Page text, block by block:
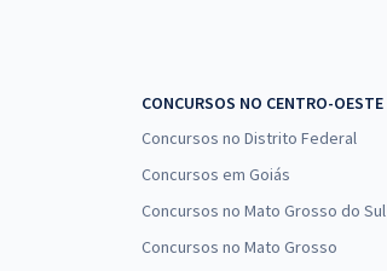
CONCURSOS NO CENTRO-OESTE
Concursos no Distrito Federal
Concursos em Goiás
Concursos no Mato Grosso do Sul
Concursos no Mato Grosso